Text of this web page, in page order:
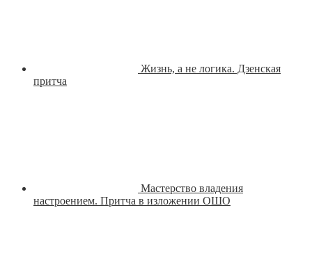
Жизнь, а не логика. Дзенская
притча
Мастерство владения
настроением. Притча в изложении ОШО